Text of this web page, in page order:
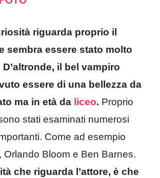
riguarda proprio il
sembra essere stato molto
il bel vampiro
essere di una bellezza da
ma in età da liceo. Proprio
stati esaminati numerosi
Come ad esempio
Orlando Bloom e Ben Barnes.
che riguarda l’attore, è che